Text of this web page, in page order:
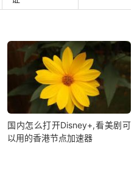
国内怎么打开Disney+,看美剧可
以用的香港节点加速器